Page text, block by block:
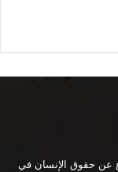
عن حقوق الإنسان في